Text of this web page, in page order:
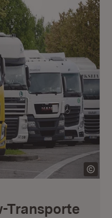
Transporte